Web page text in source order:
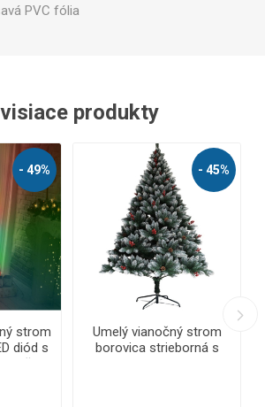
PVC fólia
produkty
- 49%
strom
diód s
- 45%
Umelý vianočný strom
borovica strieborná s